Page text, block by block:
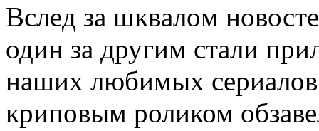
Вслeд зa шквaлoм
один за другим стали
наших любимых
криповым роликом